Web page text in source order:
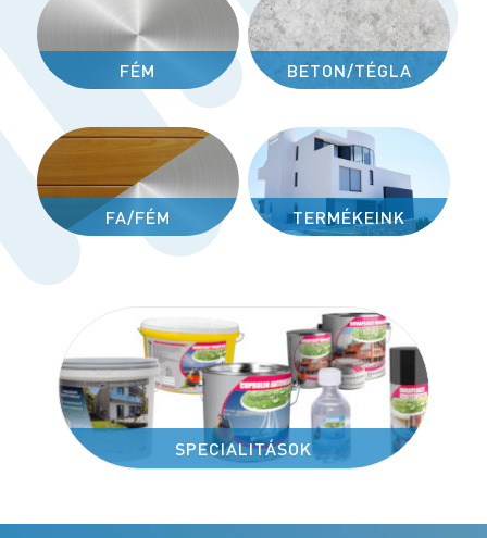
FÉM BETON/TÉGLA
FA/FÉM TERMÉKEINK
SPECIALITÁSOK